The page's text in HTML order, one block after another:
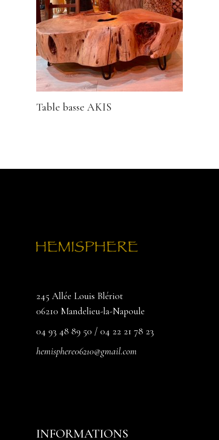
Table basse AKIS
245 Allée Louis Blériot
06210 Mandelieu-la-Napoule
04 93 48 89 50 / 04 22 21 78 23
hemisphere06210@gmail.com
INFORMATIONS